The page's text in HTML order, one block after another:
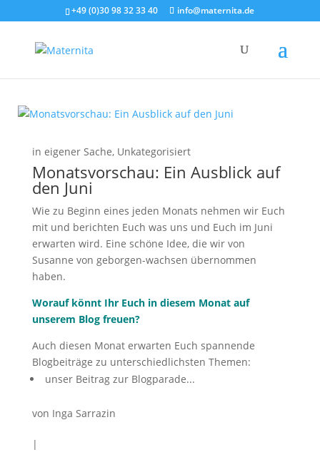
+49 (0)30 98 32 33 40 info@maternita.de
in eigener Sache, Unkategorisiert
Monatsvorschau: Ein Ausblick auf
den Juni
Wie zu Beginn eines jeden Monats nehmen wir Euch
mit und berichten Euch was uns und Euch im Juni
erwarten wird. Eine schöne Idee, die wir von
Susanne von geborgen-wachsen übernommen
haben.
Worauf könnt Ihr Euch in diesem Monat auf
unserem Blog freuen?
Auch diesen Monat erwarten Euch spannende
Blogbeiträge zu unterschiedlichsten Themen:
unser Beitrag zur Blogparade...
von Inga Sarrazin
|